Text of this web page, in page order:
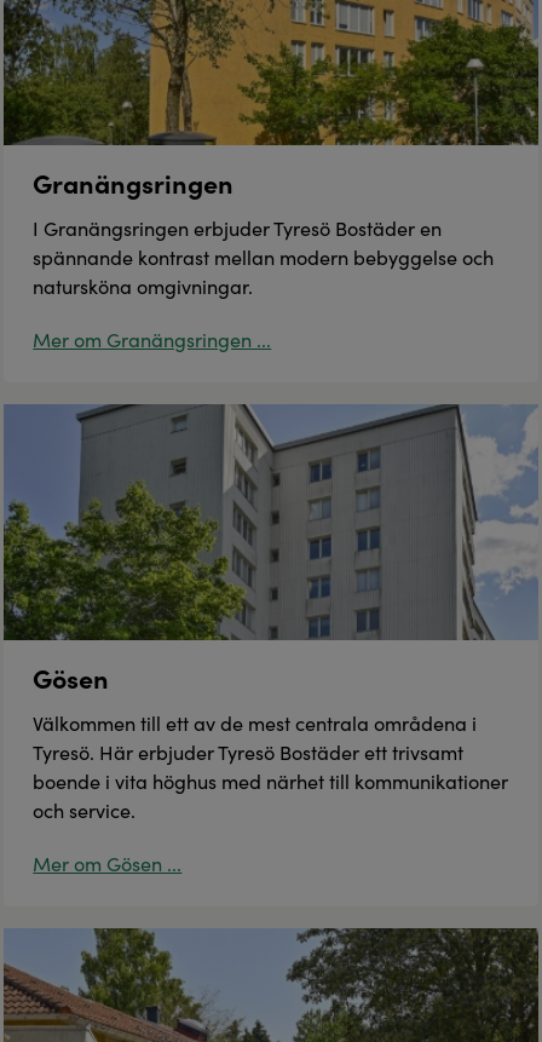
Granängsringen
I Granängsringen erbjuder Tyresö Bostäder en
spännande kontrast mellan modern bebyggelse och
natursköna omgivningar.
Mer om Granängsringen ...
Gösen
Välkommen till ett av de mest centrala områdena i
Tyresö. Här erbjuder Tyresö Bostäder ett trivsamt
boende i vita höghus med närhet till kommunikationer
och service.
Mer om Gösen ...